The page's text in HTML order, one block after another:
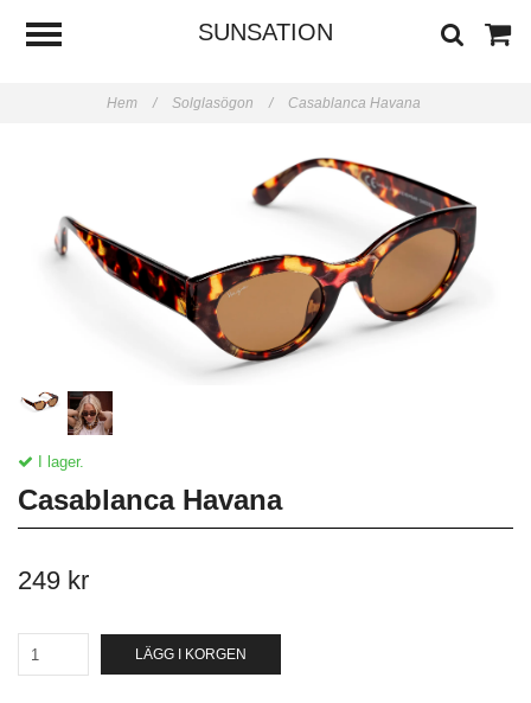
SUNSATION
Hem / Solglasögon / Casablanca Havana
I lager.
Casablanca Havana
249 kr
LÄGG I KORGEN